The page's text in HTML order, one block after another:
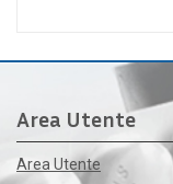
Area Utente
Area Utente